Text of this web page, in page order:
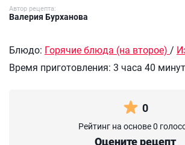
Автор рецепта:
Валерия Бурханова
Блюдо: Горячие блюда (на второе) /
Время приготовления: 3 часа 40 минут
0
Рейтинг на основе 0
Оцените рецепт